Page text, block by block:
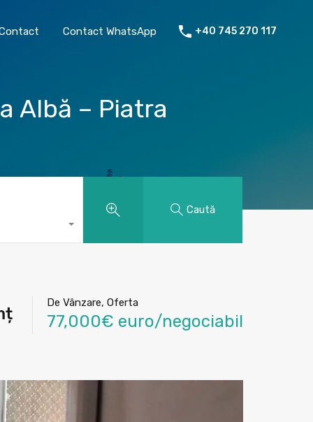
Despre mine Contact Contact WhatsApp
Contact WhatsApp +40 745 270 117
Albă – Piatra
Caută
De Vânzare, Oferta
77,000€ euro/negociabil